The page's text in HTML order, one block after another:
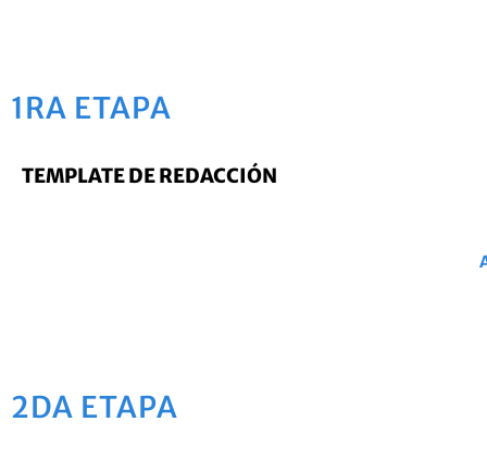
1RA ETAPA
TEMPLATE DE REDACCIÓN
2DA ETAPA